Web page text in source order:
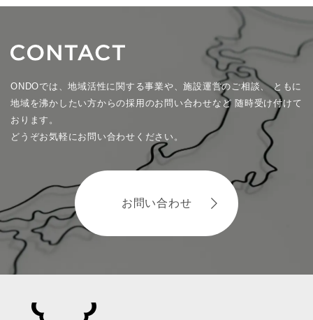
ONDOでは、地域活性に関する事業や、施設運営のご相談、ともに
地域を沸かしたい方からの採用のお問い合わせなど 随時受け付けて
おります。
どうぞお気軽にお問い合わせください。
お問い合わせ